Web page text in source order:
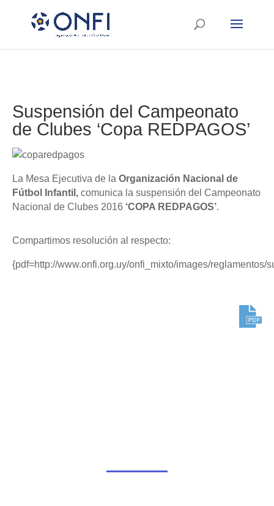
Suspensión del Campeonato
de Clubes ‘Copa REDPAGOS’
La Mesa Ejecutiva de la Organización Nacional de
Fútbol Infantil, comunica la suspensión del Campeonato
Nacional de Clubes 2016 ‘COPA REDPAGOS’.
Compartimos resolución al respecto:
{pdf=http://www.onfi.org.uy/onfi_mixto/images/